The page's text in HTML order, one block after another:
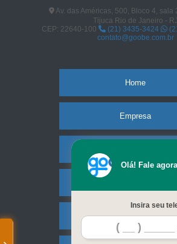
Av. das Américas, 500, Bloco 4, sala
Tijuca Rio de Janeiro - RJ
CEP: 22640-100
(21) 3435-3424
contato@goobe.com.br
Home
Empresa
Contato
Olá! Fale
Insira seu